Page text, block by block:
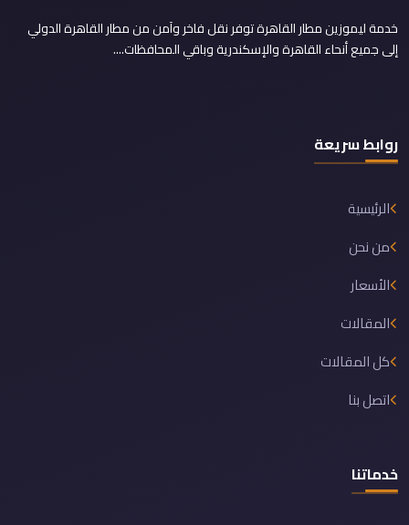
خدمة ليموزين مطار القاهرة توفر نقل فاخر وآمن من مطار القاهرة الدولي
إلى جميع أنحاء القاهرة والإسكندرية وباقي المحافظات....
روابط سريعة
الرئيسية
من نحن
الأسعار
المقالات
كل المقالات
اتصل بنا
خدماتنا